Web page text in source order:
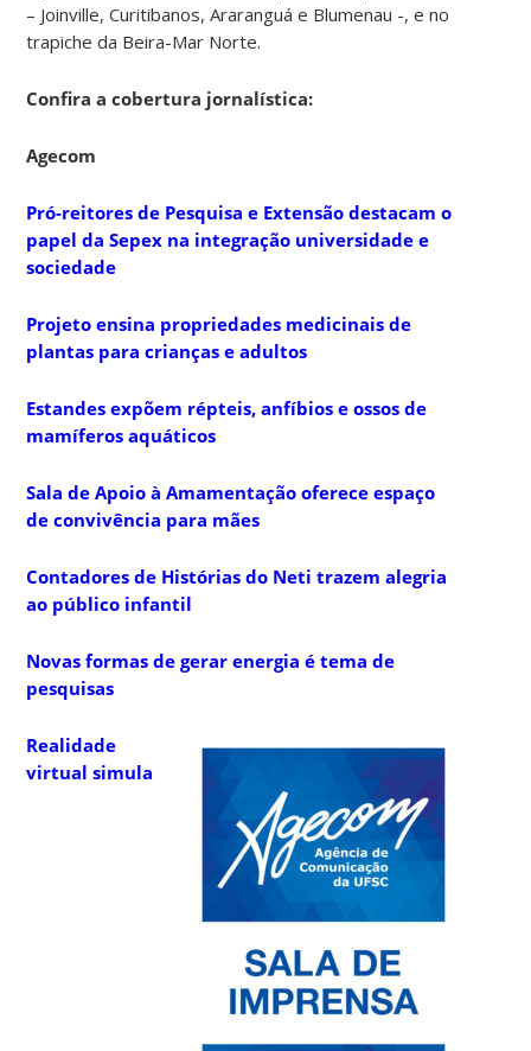
– Joinville, Curitibanos, Araranguá e Blumenau -, e no
trapiche da Beira-Mar Norte.
Confira a cobertura jornalística:
Agecom
Pró-reitores de Pesquisa e Extensão destacam o
papel da Sepex na integração universidade e
sociedade
Projeto ensina propriedades medicinais de
plantas para crianças e adultos
Estandes expõem répteis, anfíbios e ossos de
mamíferos aquáticos
Sala de Apoio à Amamentação oferece espaço
de convivência para mães
Contadores de Histórias do Neti trazem alegria
ao público infantil
Novas formas de gerar energia é tema de
pesquisas
Realidade
virtual simula